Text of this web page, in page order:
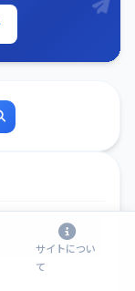
サイトについ
て